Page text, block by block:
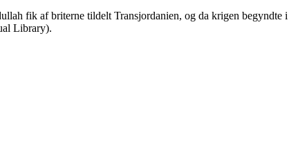
fik af briterne tildelt Transjordanien, og da krigen begyndte i
Library).